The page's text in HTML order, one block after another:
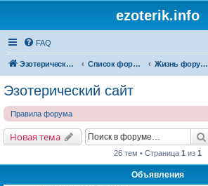
ezoterik.info
FAQ
Эзотерический сайт Список форумов Жизнь форума и сайта
Эзотерический сайт
Правила форума
Новая тема
26 тем • Страница 1 из 1
Объявления